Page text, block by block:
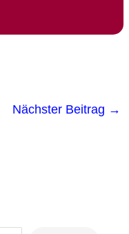
Nächster Beitrag →